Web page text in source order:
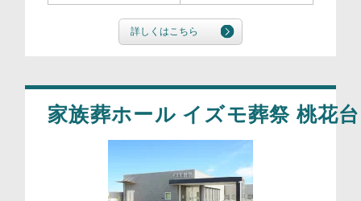
詳しくはこちら
家族葬ホール イズモ葬祭 桃花台